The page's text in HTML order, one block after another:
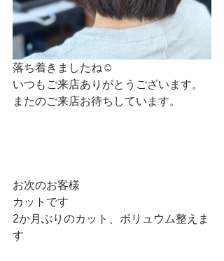
落ち着きましたね☺
いつもご来店ありがとうございます。
またのご来店お待ちしています。
お次のお客様
カットです
2か月ぶりのカット、ボリュウム整えま
す